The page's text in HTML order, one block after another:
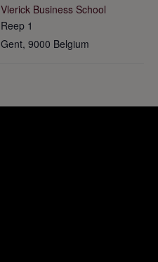
Vlerick Business School
Reep 1
Gent, 9000 Belgium